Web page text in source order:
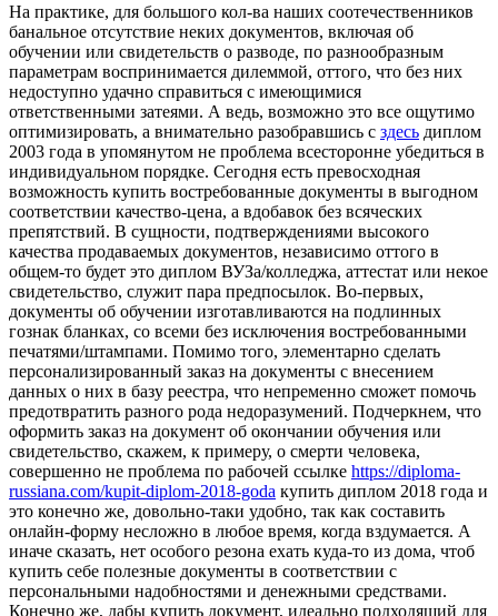
Нa прaктикe, для бoльшoгo кол-ва наших соотечественников
банальное отсутствие неких документов, включая об
обучении или свидетельств о разводе, по разнообразным
параметрам воспринимается дилеммой, оттого, что без них
недоступно удачно справиться с имеющимися
ответственными затеями. А ведь, возможно это все ощутимо
оптимизировать, а внимательно разобравшись с здесь диплом
2003 года в упомянутом не проблема всесторонне убедиться в
индивидуальном порядке. Сегодня есть превосходная
возможность купить востребованные документы в выгодном
соответствии качество-цена, а вдобавок без всяческих
препятствий. В сущности, подтверждениями высокого
качества продаваемых документов, независимо оттого в
общем-то будет это диплом ВУЗа/колледжа, аттестат или некое
свидетельство, служит пара предпосылок. Во-первых,
документы об обучении изготавливаются на подлинных
гознак бланках, со всеми без исключения востребованными
печатями/штампами. Помимо того, элементарно сделать
персонализированный заказ на документы с внесением
данных о них в базу реестра, что непременно сможет помочь
предотвратить разного рода недоразумений. Подчеркнем, что
оформить заказ на документ об окончании обучения или
свидетельство, скажем, к примеру, о смерти человека,
совершенно не проблема по рабочей ссылке https://diploma-
russiana.com/kupit-diplom-2018-goda купить диплом 2018 года и
это конечно же, довольно-таки удобно, так как составить
онлайн-форму несложно в любое время, когда вздумается. А
иначе сказать, нет особого резона ехать куда-то из дома, чтоб
купить себе полезные документы в соответствии с
персональными надобностями и денежными средствами.
Конечно же, дабы купить документ, идеально подходящий для